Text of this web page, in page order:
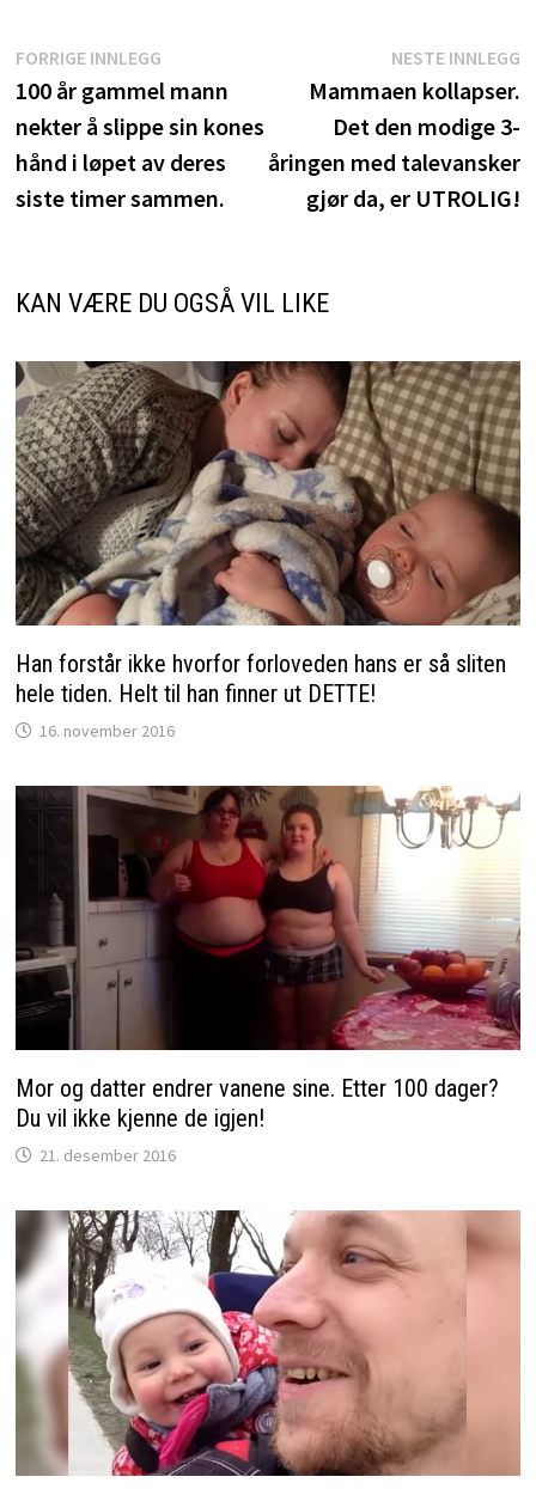
Innleggsnavigasjon
FORRIGE INNLEGGForrige
innlegg:
100 år gammel mann
nekter å slippe sin kones
hånd i løpet av deres
siste timer sammen.
NESTE INNLEGG
Mammaen kollapser.
Det den modige 3-
åringen med talevansker
gjør da, er UTROLIG!
KAN VÆRE DU OGSÅ VIL LIKE
Han forstår ikke hvorfor forloveden hans er så sliten
hele tiden. Helt til han finner ut DETTE!
16. november 2016
Mor og datter endrer vanene sine. Etter 100 dager?
Du vil ikke kjenne de igjen!
21. desember 2016